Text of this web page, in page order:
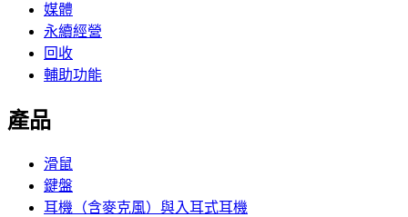
媒體
永續經營
回收
輔助功能
產品
滑鼠
鍵盤
耳機（含麥克風）與入耳式耳機